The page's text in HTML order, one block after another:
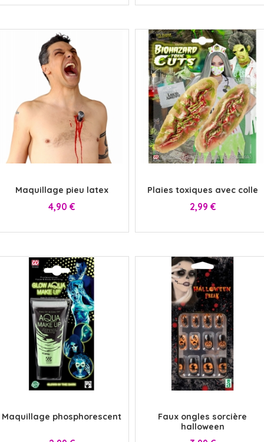
Maquillage pieu latex
Prix
4,90 €
Plaies toxiques avec colle
Prix
2,99 €
Maquillage phosphorescent
Faux ongles sorcière
halloween